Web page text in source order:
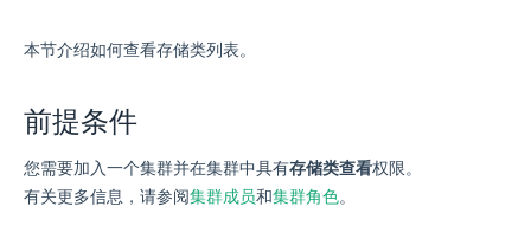
本节介绍如何查看存储类列表。
前提条件
您需要加入一个集群并在集群中具有存储类查看权限。
有关更多信息，请参阅集群成员和集群角色。